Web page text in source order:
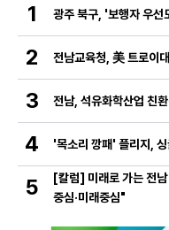
1 광주 북구, '보행자 우선
2 전남교육청, 美 트로이
3 전남, 석유화학산업 친
4 '목소리 깡패' 플리지,
5
[칼럼] 미래로 가는 전
중심·미래중심"